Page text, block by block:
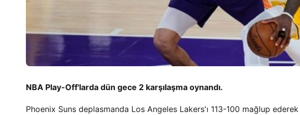
NBA Play-Off'larda dün gece 2 karşılaşma oynandı.
Phoenix Suns deplasmanda Los Angeles Lakers'ı 113-100 mağlup